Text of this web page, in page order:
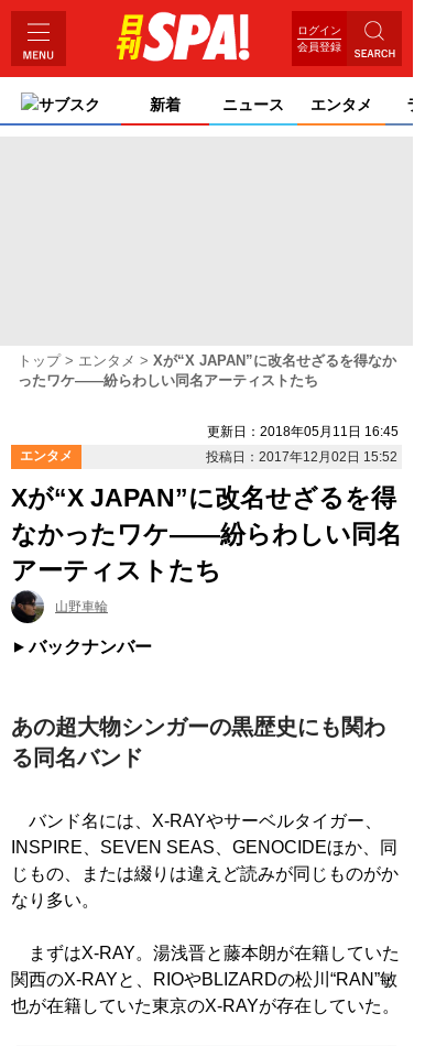
ログイン
会員登録
サブスク 新着 ニュース エンタメ ライ
トップ エンタメ
Xが“X JAPAN”に改名せざるを得なか
ったワケ――紛らわしい同名アーティストたち
更新日：2018年05月11日 16:45
エンタメ
投稿日：2017年12月02日 15:52
Xが“X JAPAN”に改名せざるを得
なかったワケ――紛らわしい同名
アーティストたち
山野車輪
バックナンバー
あの超大物シンガーの黒歴史にも関わ
る同名バンド
バンド名には、X-RAYやサーベルタイガー、
INSPIRE、SEVEN SEAS、GENOCIDEほか、同
じもの、または綴りは違えど読みが同じものがか
なり多い。
まずはX-RAY。湯浅晋と藤本朗が在籍していた
関西のX-RAYと、RIOやBLIZARDの松川“RAN”敏
也が在籍していた東京のX-RAYが存在していた。